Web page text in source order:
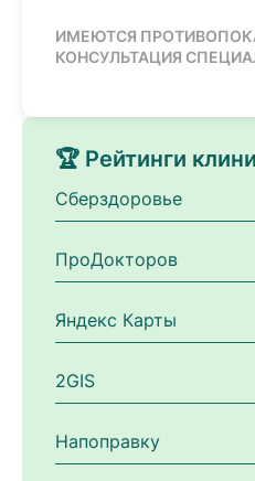
ИМЕЮТСЯ
КОНСУЛЬТАЦИЯ
🏆 Рейтинги
Сберздоровье
ПроДокторов
Яндекс Карты
2GIS
Напоправку